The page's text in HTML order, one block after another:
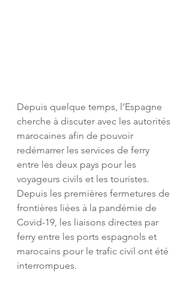
Depuis quelque temps, l’Espagne
cherche à discuter avec les autorités
marocaines afin de pouvoir
redémarrer les services de ferry
entre les deux pays pour les
voyageurs civils et les touristes.
Depuis les premières fermetures de
frontières liées à la pandémie de
Covid-19, les liaisons directes par
ferry entre les ports espagnols et
marocains pour le trafic civil ont été
interrompues.